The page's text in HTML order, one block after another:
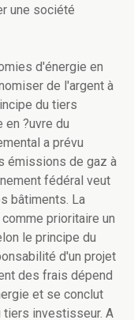
une société
d'énergie en
de l'argent à
du tiers
en ?uvre du
a prévu
émissions de gaz à
fédéral veut
bâtiments. La
prioritaire un
le principe du
d'un projet
des frais dépend
et se conclut
tiers investisseur. A